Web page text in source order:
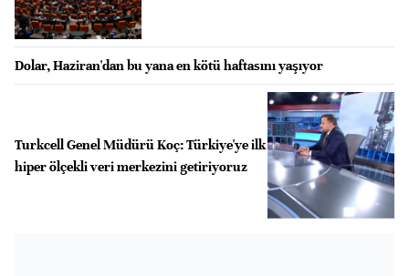
Dolar, Haziran'dan bu yana en kötü haftasını yaşıyor
Turkcell Genel Müdürü Koç: Türkiye'ye ilk
hiper ölçekli veri merkezini getiriyoruz